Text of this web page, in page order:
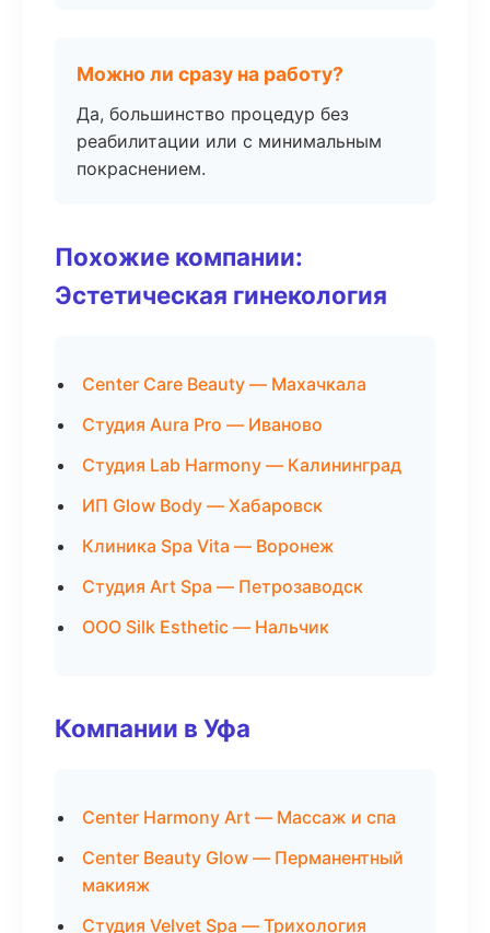
Можно ли сразу на работу?
Да, большинство процедур без
реабилитации или с минимальным
покраснением.
Похожие компании:
Эстетическая гинекология
Center Care Beauty — Махачкала
Студия Aura Pro — Иваново
Студия Lab Harmony — Калининград
ИП Glow Body — Хабаровск
Клиника Spa Vita — Воронеж
Студия Art Spa — Петрозаводск
ООО Silk Esthetic — Нальчик
Компании в Уфа
Center Harmony Art — Массаж и спа
Center Beauty Glow — Перманентный
макияж
Студия Velvet Spa — Трихология